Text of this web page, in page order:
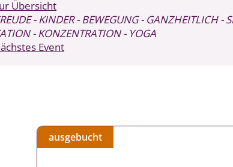
Übersicht
- KINDER- BEWEGUNG- GANZHEITLICH-
- KONZENTRATION- YOGA
Event
ausgebucht